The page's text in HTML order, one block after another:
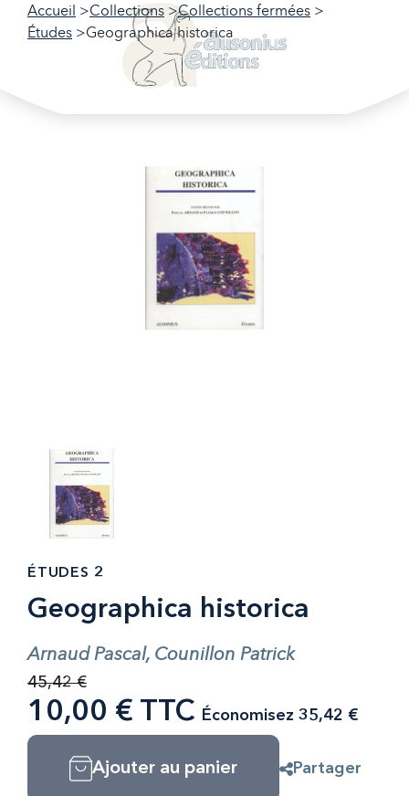
Accueil Collections
Collections fermées
Études
Geographica historica
ÉTUDES 2
Geographica historica
Arnaud Pascal, Counillon Patrick
45,42 €
10,00 € TTC Économisez 35,42 €
Ajouter au panier Partager